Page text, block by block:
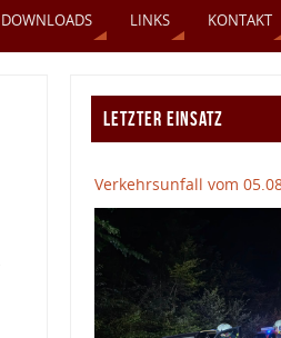
DOWNLOADS LINKS KONTAKT
LETZTER EINSATZ
Verkehrsunfall vom